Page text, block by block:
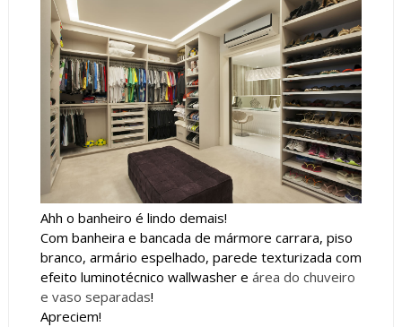
Ahh o banheiro é lindo demais!
Com banheira e bancada de mármore carrara, piso
branco, armário espelhado, parede texturizada com
efeito luminotécnico wallwasher e área do chuveiro
e vaso separadas!
Apreciem!